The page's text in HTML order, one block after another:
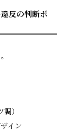
反の判断ポ
）
イン